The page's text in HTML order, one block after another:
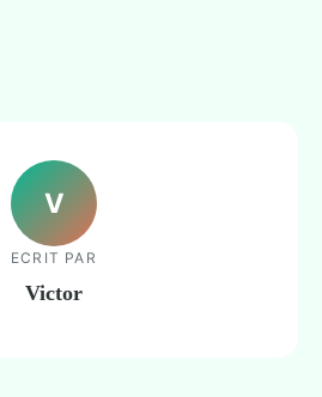
V
ECRIT PAR
Victor